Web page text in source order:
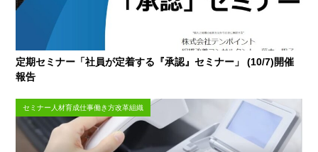
定期セミナー「社員が定着する『承認』セミナー」 (10/7)開催
報告
セミナー人材育成仕事働き方改革組織